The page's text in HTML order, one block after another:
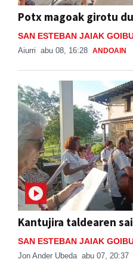
Potx magoak girotu
SAN ESTEBAN JAIAK
Aiurri abu 08, 16:28 ANDOAIN
Kantujira taldearen
SAN ESTEBAN JAIAK
Jon Ander Ubeda abu 07, 20:37